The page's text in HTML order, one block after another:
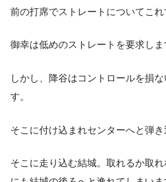
前の打席でストレートについてこれ
御幸は低めのストレートを要求しま
しかし、降谷はコントロールを損
す。
そこに付け込まれセンターへと弾き
そこに走り込む結城。取れるか取